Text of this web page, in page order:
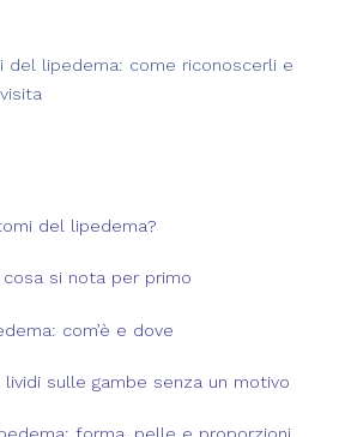
del lipedema: come riconoscerli e
del lipedema?
cosa si nota per primo
com’è e dove
lividi sulle gambe senza un motivo